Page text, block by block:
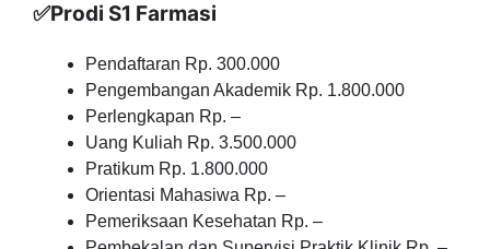
✅Prodi S1 Farmasi
Pendaftaran Rp. 300.000
Pengembangan Akademik Rp. 1.800.000
Perlengkapan Rp. –
Uang Kuliah Rp. 3.500.000
Pratikum Rp. 1.800.000
Orientasi Mahasiwa Rp. –
Pemeriksaan Kesehatan Rp. –